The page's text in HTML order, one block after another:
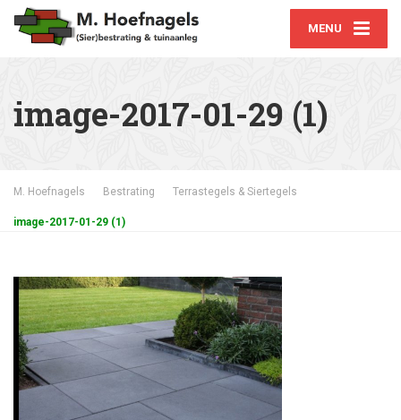
MENU
image-2017-01-29 (1)
M. Hoefnagels Bestrating Terrastegels & Siertegels
image-2017-01-29 (1)